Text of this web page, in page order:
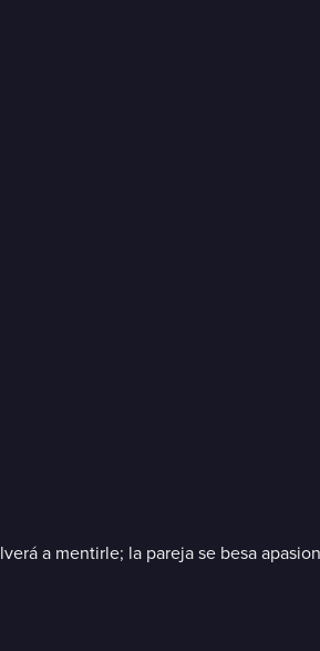
a mentirle; la pareja se besa